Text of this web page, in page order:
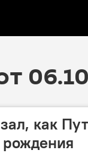
как
рождения